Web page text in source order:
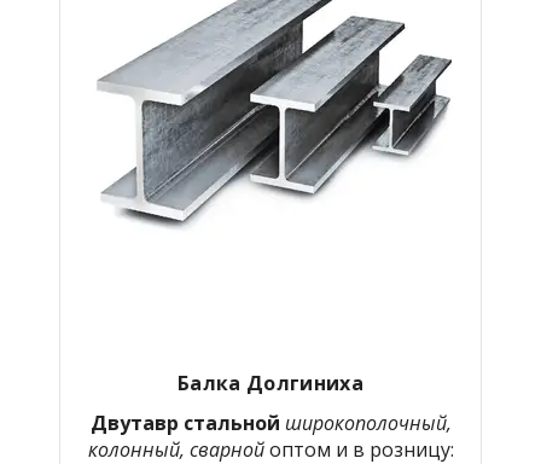
Балка Долгиниха
Двутавр стальной широкополочный,
колонный, сварнойоптом и в розницу: